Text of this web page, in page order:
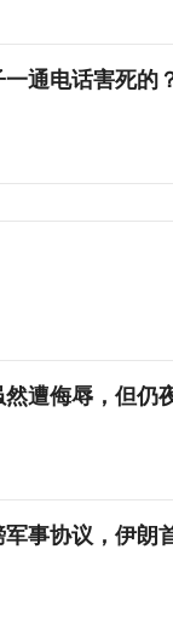
通电话害死的
遭侮辱，但仍
事协议，伊朗